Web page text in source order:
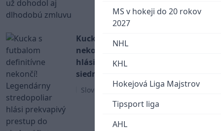
MS v hokeji do 20 rokov
2027
NHL
KHL
Hokejová Liga Majstrov
Tipsport liga
AHL
Kucka s futbalom definitívne
nekončí! Legendárny stredopoliar
hlási prekvapivý prestup do
siedmej ligy
Slovenský futbal